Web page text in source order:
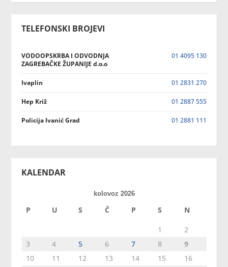
TELEFONSKI BROJEVI
VODOOPSKRBA I ODVODNJA
ZAGREBAČKE ŽUPANIJE d.o.o
01 4095 130
Ivaplin 01 2831 270
Hep Križ 01 2887 555
Policija Ivanić Grad 01 2881 111
KALENDAR
kolovoz 2026
P U S Č P S N
1
2
3
4 5 6 7 8
9
10
11 12 13 14 15
16